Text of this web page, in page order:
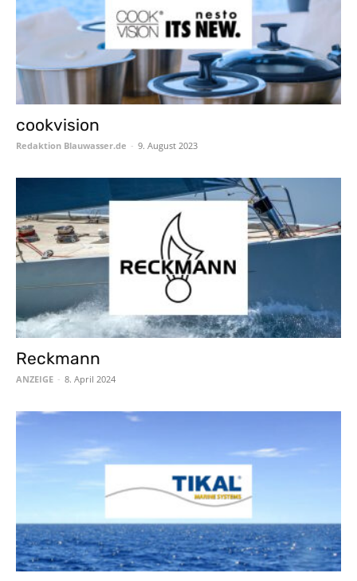
cookvision
Redaktion Blauwasser.de - 9. August 2023
Reckmann
ANZEIGE - 8. April 2024